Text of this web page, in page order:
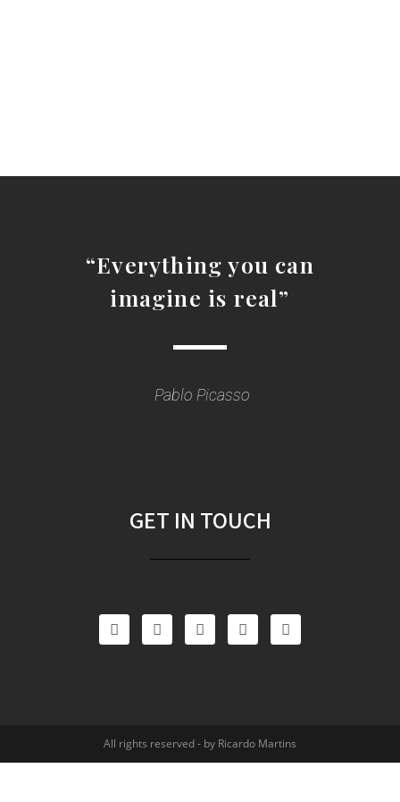
“Everything you can
imagine is real”
Pablo Picasso
GET IN TOUCH
All rights reserved - by Ricardo Martins